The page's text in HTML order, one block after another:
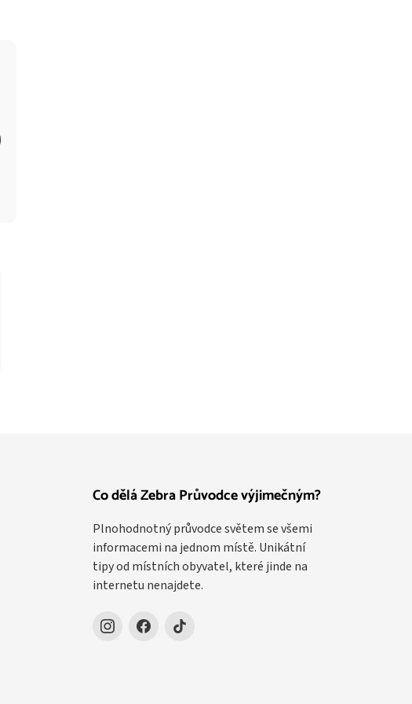
Co dělá Zebra Průvodce výjimečným?
Plnohodnotný průvodce světem se všemi
informacemi na jednom místě. Unikátní
tipy od místních obyvatel, které jinde na
internetu nenajdete.